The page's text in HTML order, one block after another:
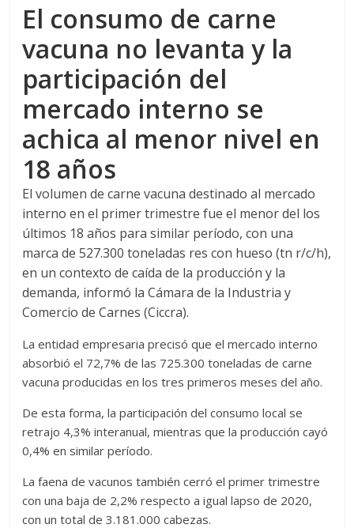
El consumo de carne
vacuna no levanta y la
participación del
mercado interno se
achica al menor nivel en
18 años
El volumen de carne vacuna destinado al mercado
interno en el primer trimestre fue el menor del los
últimos 18 años para similar período, con una
marca de 527.300 toneladas res con hueso (tn r/c/h),
en un contexto de caída de la producción y la
demanda, informó la Cámara de la Industria y
Comercio de Carnes (Ciccra).
La entidad empresaria precisó que el mercado interno
absorbió el 72,7% de las 725.300 toneladas de carne
vacuna producidas en los tres primeros meses del año.
De esta forma, la participación del consumo local se
retrajo 4,3% interanual, mientras que la producción cayó
0,4% en similar período.
La faena de vacunos también cerró el primer trimestre
con una baja de 2,2% respecto a igual lapso de 2020,
con un total de 3.181.000 cabezas.